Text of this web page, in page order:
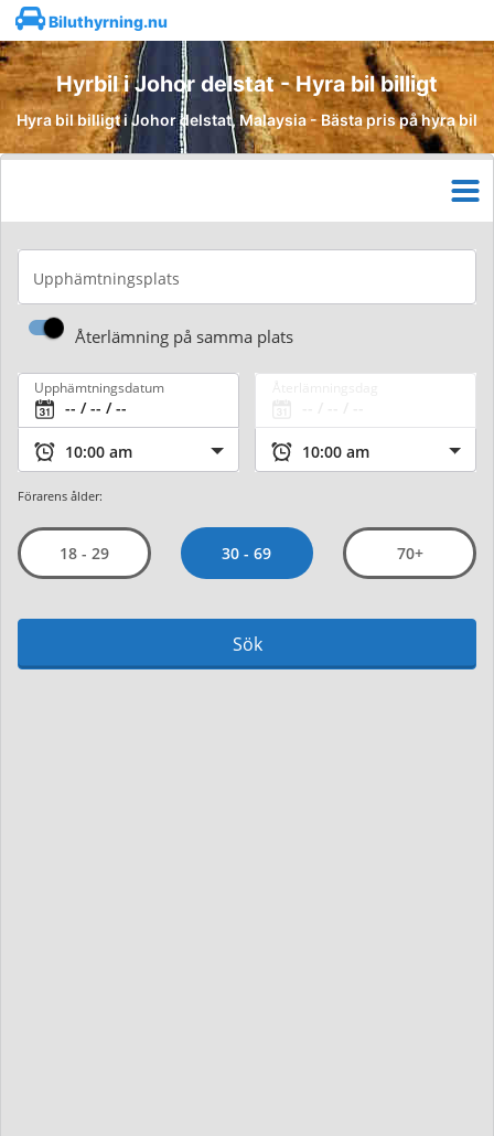
Biluthyrning.nu
Hyrbil i Johor delstat - Hyra bil billigt
Hyra bil billigt i Johor delstat, Malaysia - Bästa pris på hyra bil
Upphämtningsplats
Återlämning på samma plats
Upphämtningsdatum
Förarens ålder:
18 - 29 30 - 69 70+
Sök